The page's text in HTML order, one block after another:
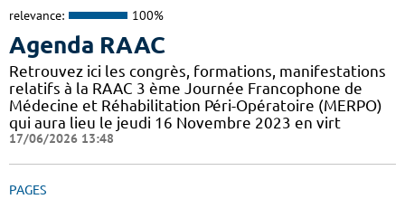
relevance: 100%
Agenda RAAC
Retrouvez ici les congrès, formations, manifestations
relatifs à la RAAC 3 ème Journée Francophone de
Médecine et Réhabilitation Péri-Opératoire (MERPO)
qui aura lieu le jeudi 16 Novembre 2023 en virt
17/06/2026 13:48
PAGES